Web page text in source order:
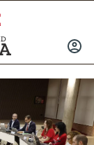
INICIAR